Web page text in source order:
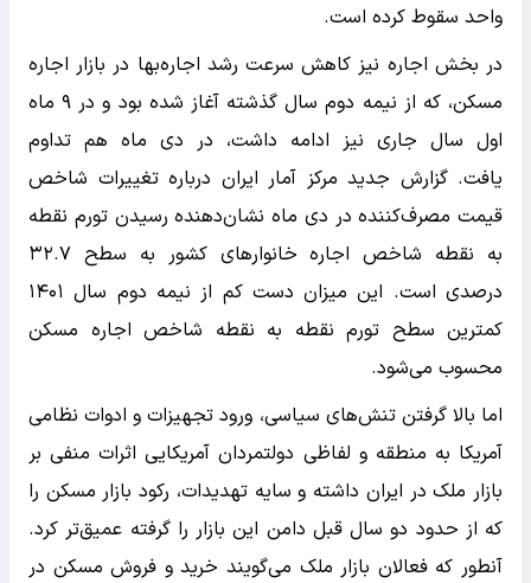
واحد سقوط کرده است.
در بخش اجاره نیز کاهش سرعت رشد اجاره‌بها در بازار اجاره
مسکن، که از نیمه دوم سال گذشته آغاز شده بود و در ۹ ماه
اول سال جاری نیز ادامه داشت، در دی ماه هم تداوم
یافت. گزارش جدید مرکز آمار ایران درباره تغییرات شاخص
قیمت مصرف‌کننده در دی ماه نشان‌دهنده رسیدن تورم نقطه
به نقطه شاخص اجاره خانوارهای کشور به سطح ۳۲.۷
درصدی است. این میزان دست کم از نیمه دوم سال ۱۴۰۱
کمترین سطح تورم نقطه به نقطه شاخص اجاره مسکن
محسوب می‌شود.
اما بالا گرفتن تنش‌های سیاسی، ورود تجهیزات و ادوات نظامی
آمریکا به منطقه و لفاظی دولتمردان آمریکایی اثرات منفی بر
بازار ملک در ایران داشته و سایه تهدیدات، رکود بازار مسکن را
که از حدود دو سال قبل دامن این بازار را گرفته عمیق‌تر کرد.
آنطور که فعالان بازار ملک می‌گویند خرید و فروش مسکن در